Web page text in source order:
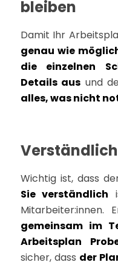
bleiben
Damit Ihr
genau wie
die einzelnen
Details aus und
alles, was nicht
Wichtig ist, dass
Sie verständlich
Mitarbeiter:innen.
gemeinsam im
Arbeitsplan
sicher, dass der